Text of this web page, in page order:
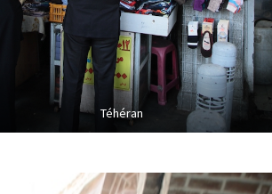
Téhéran